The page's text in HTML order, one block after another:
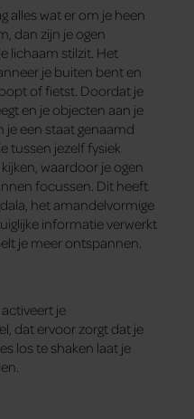
alles wat er om je heen
dan zijn je ogen
lichaam stilzit. Het
je buiten bent en
of fietst. Doordat je
en je objecten aan je
je een staat genaamd
tussen jezelf fysiek
waardoor je ogen
focussen. Dit heeft
het amandelvormige
informatie verwerkt
je meer ontspannen.
je
dat ervoor zorgt dat je
los te shaken laat je